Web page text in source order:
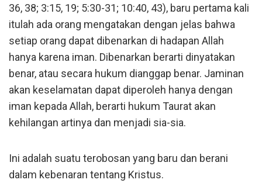
36, 38; 3:15, 19; 5:30-31; 10:40, 43), baru pertama kali
itulah ada orang mengatakan dengan jelas bahwa
setiap orang dapat dibenarkan di hadapan Allah
hanya karena iman. Dibenarkan berarti dinyatakan
benar, atau secara hukum dianggap benar. Jaminan
akan keselamatan dapat diperoleh hanya dengan
iman kepada Allah, berarti hukum Taurat akan
kehilangan artinya dan menjadi sia-sia.
Ini adalah suatu terobosan yang baru dan berani
dalam kebenaran tentang Kristus.